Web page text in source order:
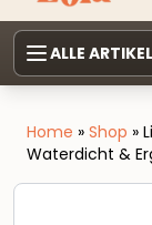
ALLE
Home » Shop »
Waterdicht &